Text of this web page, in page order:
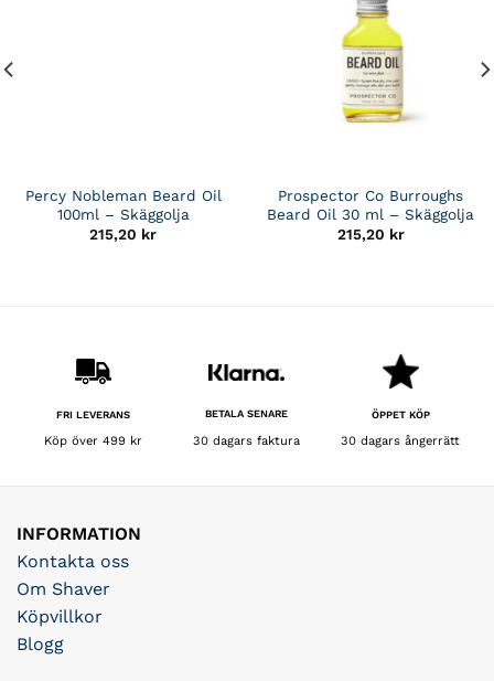
Percy Nobleman Beard Oil
100ml – Skäggolja
215,20 kr
Prospector Co Burroughs
Beard Oil 30 ml – Skäggolja
215,20 kr
FRI LEVERANS
Köp över 499 kr
BETALA SENARE
30 dagars faktura
ÖPPET KÖP
30 dagars ångerrätt
INFORMATION
Kontakta oss
Om Shaver
Köpvillkor
Blogg